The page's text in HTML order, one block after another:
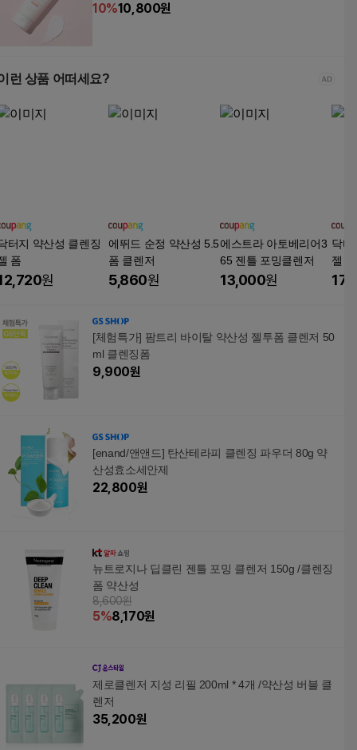
10%10,800원
런 상품 어떠세요?
터지 약산성 클렌징
폼
원
에뛰드 순정 약산성 5.5
폼 클렌저
5,860원
에스트라 아토베리어3
65 젠틀 포밍클렌저
13,000원
닥터
젤 폼
[체험특가] 팜트리 바이탈 약산성 젤투폼 클렌저 50
ml 클렌징폼
9,900원
[enand/앤앤드] 탄산테라피 클렌징 파우더 80g 약
산성효소세안제
22,800원
뉴트로지나 딥클린 젠틀 포밍 클렌저 150g /클렌징
폼 약산성
8,600원
5%8,170원
제로클렌저 지성 리필 200ml * 4개 /약산성 버블 클
렌저
35,200원